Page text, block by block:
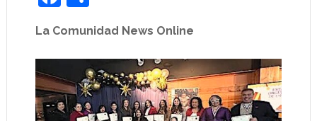
La Comunidad News Online